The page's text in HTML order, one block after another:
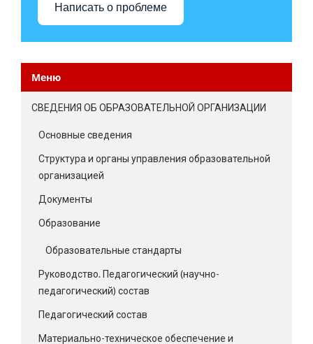
Написать о проблеме
Меню
СВЕДЕНИЯ ОБ ОБРАЗОВАТЕЛЬНОЙ ОРГАНИЗАЦИИ
Основные сведения
Структура и органы управления образовательной
организацией
Документы
Образование
Образовательные стандарты
Руководство. Педагогический (научно-
педагогический) состав
Педагогический состав
Материально-техническое обеспечение и